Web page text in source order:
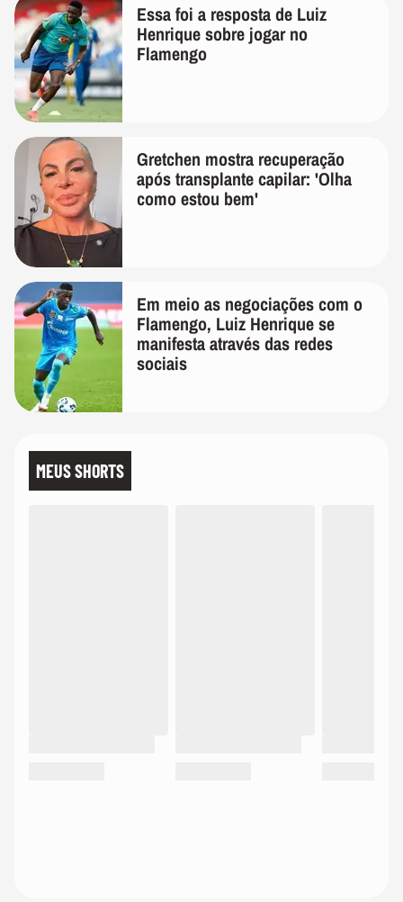
Essa foi a resposta de Luiz
Henrique sobre jogar no
Flamengo
Gretchen mostra recuperação
após transplante capilar: 'Olha
como estou bem'
Em meio as negociações com o
Flamengo, Luiz Henrique se
manifesta através das redes
sociais
MEUS SHORTS